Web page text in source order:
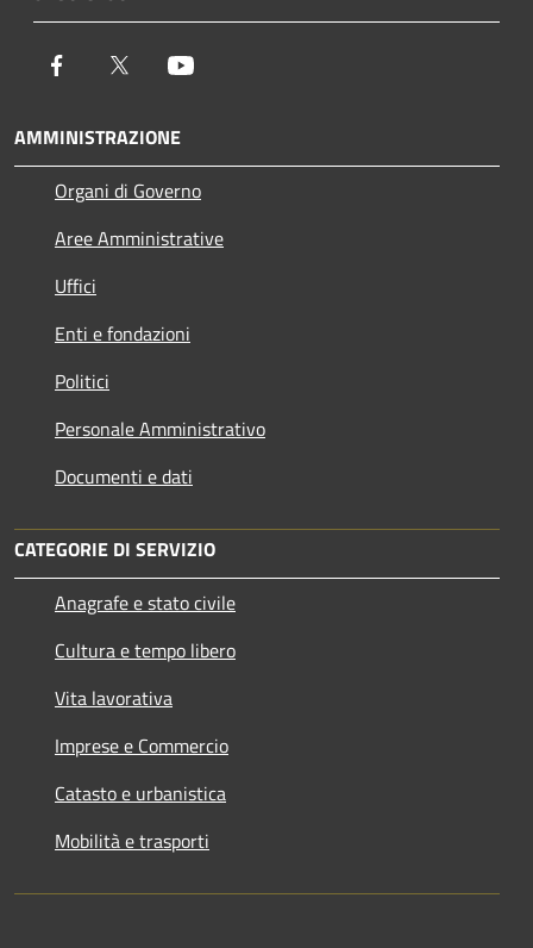
Facebook Twitter
AMMINISTRAZIONE
Organi di Governo
Aree Amministrative
Uffici
Enti e fondazioni
Politici
Personale Amministrativo
Documenti e dati
CATEGORIE DI SERVIZIO
Anagrafe e stato civile
Cultura e tempo libero
Vita lavorativa
Imprese e Commercio
Catasto e urbanistica
Mobilità e trasporti